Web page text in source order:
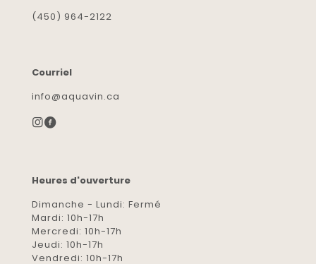
(450) 964-2122
Courriel
info@aquavin.ca
Heures d'ouverture
Dimanche - Lundi: Fermé
Mardi: 10h-17h
Mercredi: 10h-17h
Jeudi: 10h-17h
Vendredi: 10h-17h